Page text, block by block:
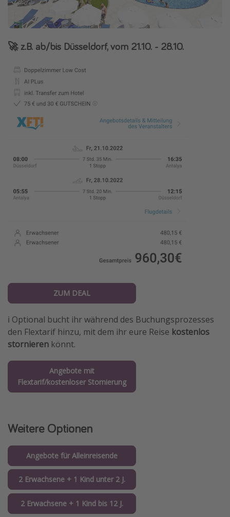
🚀 z.B. ab/bis Düsseldorf, vom 21.10. - 28.10.
ZUM DEAL
ℹ️ Optional bucht ihr während des Buchungsprozesses
den Flextarif hinzu, mit dem ihr eure Reise kostenlos
stornieren könnt.
Angebote mit
Flextarif/kostenloser Stornierung
Weitere Optionen
Angebote für Alleinreisende
2 Erwachsene + 1 Kind unter 2 J.
2 Erwachsene + 1 Kind bis 12 J.